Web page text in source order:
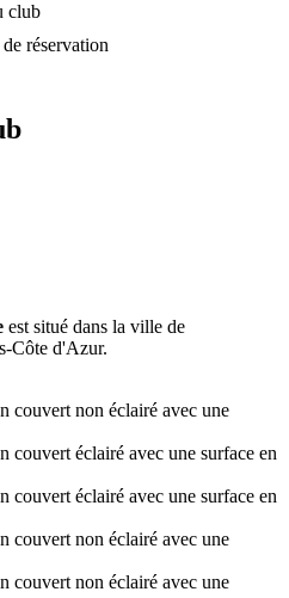
club
réservation
est situé dans la ville de
Côte d'Azur.
couvert non éclairé avec une
couvert éclairé avec une surface en
couvert éclairé avec une surface en
couvert non éclairé avec une
couvert non éclairé avec une